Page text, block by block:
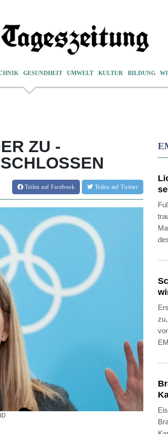
GESUNDHEIT UMWELT KULTUR BILDUNG
ZU -
Teilenauf Facebook Teilen auf Twitter
21